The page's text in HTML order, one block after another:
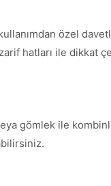
özel
hatları ile dikkat
gömlek ile